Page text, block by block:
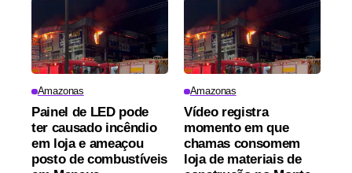
Amazonas
Painel de LED pode
ter causado incêndio
em loja e ameaçou
posto de combustíveis
Amazonas
Vídeo registra
momento em que
chamas consomem
loja de materiais de